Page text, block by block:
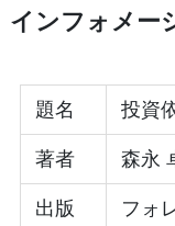
インフォメー
題名 投資
著者 森永
出版
フォ